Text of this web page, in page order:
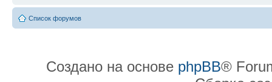
Список форумов
Создано на основе phpBB®